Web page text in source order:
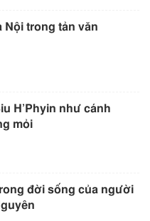
Nội trong tản văn
H’Phyin như cánh
mỏi
đời sống của người